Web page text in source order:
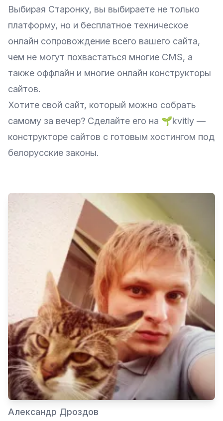
Выбирая Старонку, вы выбираете не только
платформу, но и бесплатное техническое
онлайн сопровождение всего вашего сайта,
чем не могут похвастаться многие СMS, а
также оффлайн и многие онлайн конструкторы
сайтов.
Хотите свой сайт, который можно собрать
самому за вечер? Сделайте его на 🌱kvitly —
конструкторе сайтов с готовым хостингом под
белорусские законы.
Александр Дроздов